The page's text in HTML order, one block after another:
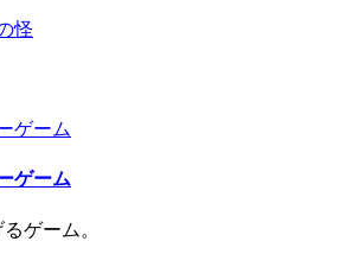
ゲーム
ゲーム
ゲーム。